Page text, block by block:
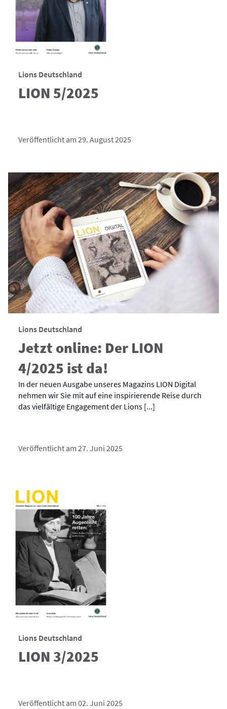
Lions Deutschland
LION 5/2025
Veröffentlicht am 29. August 2025
Lions Deutschland
Jetzt online: Der LION
4/2025 ist da!
In der neuen Ausgabe unseres Magazins LION Digital
nehmen wir Sie mit auf eine inspirierende Reise durch
das vielfältige Engagement der Lions [...]
Veröffentlicht am 27. Juni 2025
Lions Deutschland
LION 3/2025
Veröffentlicht am 02. Juni 2025